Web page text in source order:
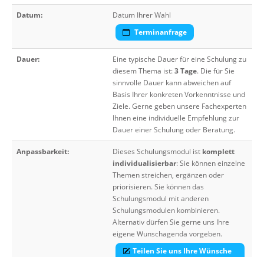
Datum:
Datum Ihrer Wahl
Terminanfrage
Dauer:
Eine typische Dauer für eine Schulung zu
diesem Thema ist:3 Tage. Die für Sie
sinnvolle Dauer kann abweichen auf
Basis Ihrer konkreten Vorkenntnisse und
Ziele. Gerne geben unsere Fachexperten
Ihnen eine individuelle Empfehlung zur
Dauer einer Schulung oder Beratung.
Anpassbarkeit: Dieses Schulungsmodul ist komplett
individualisierbar: Sie können einzelne
Themen streichen, ergänzen oder
priorisieren. Sie können das
Schulungsmodul mit anderen
Schulungsmodulen kombinieren.
Alternativ dürfen Sie gerne uns Ihre
eigene Wunschagenda vorgeben.
Teilen Sie uns Ihre Wünsche